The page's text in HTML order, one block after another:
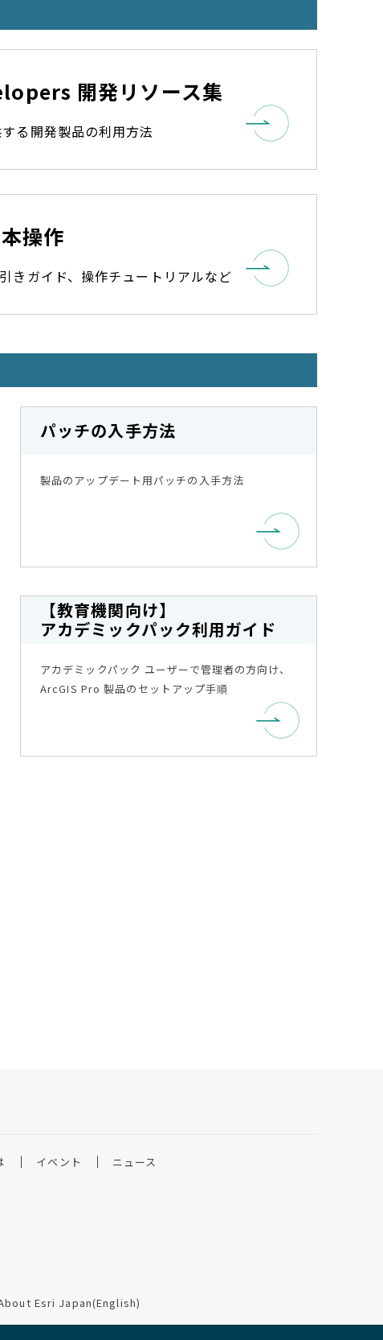
開発リソース集
る開発製品の利用方法
操作
きガイド、操作チュートリアルなど
パッチの入手方法
製品のアップデート用パッチの入手方法
【教育機関向け】
アカデミックパック利用ガイド
アカデミックパック ユーザーで管理者の方向け、
ArcGIS Pro 製品のセットアップ手順
イベント ニュース
Esri Japan(English)